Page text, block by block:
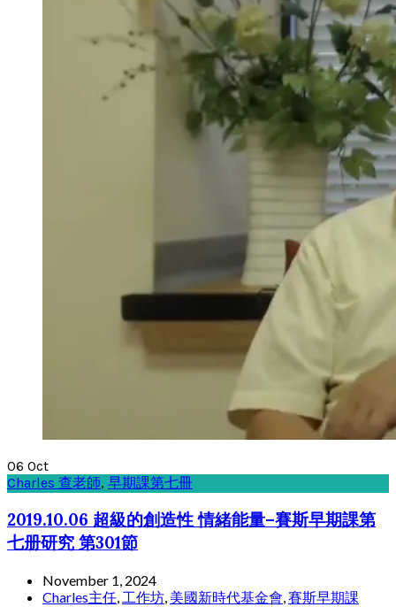
06 Oct
Charles 查老師, 早期課第七冊
2019.10.06 超級的創造性 情緒能量–賽斯早期課第
七册研究 第301節
November 1, 2024
Charles主任, 工作坊, 美國新時代基金會,賽斯早期課